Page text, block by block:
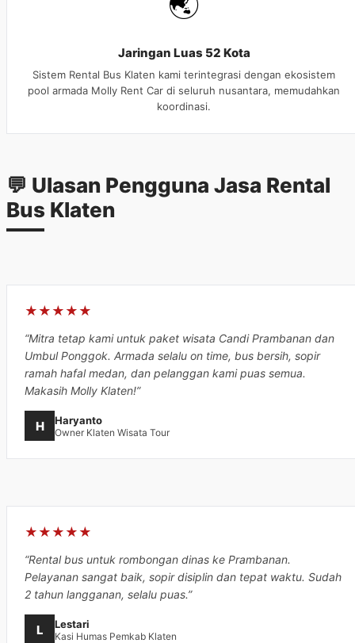
Jaringan Luas 52 Kota
Sistem Rental Bus Klaten kami terintegrasi dengan ekosistem
pool armada Molly Rent Car di seluruh nusantara, memudahkan
koordinasi.
💬 Ulasan Pengguna Jasa Rental
Bus Klaten
★★★★★
“Mitra tetap kami untuk paket wisata Candi Prambanan dan
Umbul Ponggok. Armada selalu on time, bus bersih, sopir
ramah hafal medan, dan pelanggan kami puas semua.
Makasih Molly Klaten!”
H Haryanto
Owner Klaten Wisata Tour
★★★★★
“Rental bus untuk rombongan dinas ke Prambanan.
Pelayanan sangat baik, sopir disiplin dan tepat waktu. Sudah
2 tahun langganan, selalu puas.”
L Lestari
Kasi Humas Pemkab Klaten